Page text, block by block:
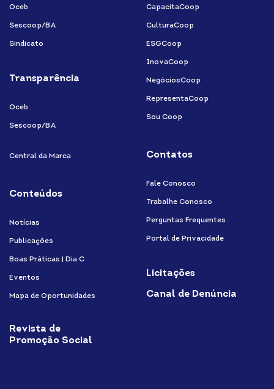
Oceb
Sescoop/BA
Sindicato
Transparência
Oceb
Sescoop/BA
Central da Marca
Conteúdos
Notícias
Publicações
Boas Práticas | Dia C
Eventos
Mapa de Oportunidades
Revista de
Promoção Social
CapacitaCoop
CulturaCoop
ESGCoop
InovaCoop
NegóciosCoop
RepresentaCoop
Sou Coop
Contatos
Fale Conosco
Trabalhe Conosco
Perguntas Frequentes
Portal de Privacidade
Licitações
Canal de Denúncia